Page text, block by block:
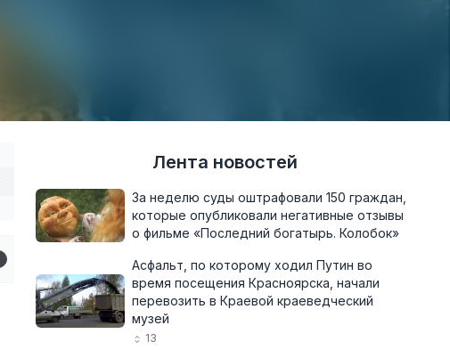
Лента новостей
За неделю суды оштрафовали 150 граждан,
которые опубликовали негативные отзывы
о фильме «Последний богатырь. Колобок»
Асфальт, по которому ходил Путин во
время посещения Красноярска, начали
перевозить в Краевой краеведческий
музей
13